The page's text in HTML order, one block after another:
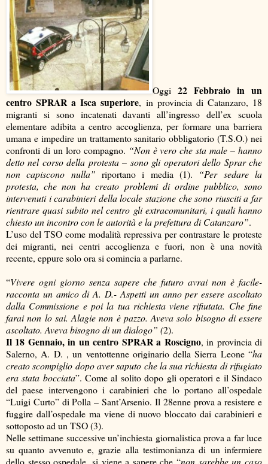
Oggi 22 Febbraio in un
centro SPRAR a Isca superiore, in provincia di Catanzaro, 18
migranti si sono incatenati davanti all’ingresso dell’ex scuola
elementare adibita a centro accoglienza, per formare una barriera
umana e impedire un trattamento sanitario obbligatorio (T.S.O.) nei
confronti di un loro compagno. “Non è vero che sta male – hanno
detto nel corso della protesta – sono gli operatori dello Sprar che
non capiscono nulla” riportano i media (1). “Per sedare la
protesta, che non ha creato problemi di ordine pubblico, sono
intervenuti i carabinieri della locale stazione che sono riusciti a far
rientrare quasi subito nel centro gli extracomunitari, i quali hanno
chiesto un incontro con le autorità e la prefettura di Catanzaro”.
L’uso del TSO come modalità repressiva per contrastare le proteste
dei migranti, nei centri accoglienza e fuori, non è una novità
recente, eppure solo ora si comincia a parlarne.
“Vivere ogni giorno senza sapere che futuro avrai non è facile-
racconta un amico di A. D.- Aspetti un anno per essere ascoltato
dalla Commissione e poi la tua richiesta viene rifiutata. Che fine
farai non lo sai. Alagie non è pazzo. Aveva solo bisogno di essere
ascoltato. Aveva bisogno di un dialogo” (2).
Il 18 Gennaio, in un centro SPRAR a Roscigno, in provincia di
Salerno, A. D. , un ventottenne originario della Sierra Leone “ha
creato scompiglio dopo aver saputo che la sua richiesta di rifugiato
era stata bocciata”. Come al solito dopo gli operatori e il Sindaco
del paese intervengono i carabinieri che lo portano all’ospedale
“Luigi Curto” di Polla – Sant’Arsenio. Il 28enne prova a resistere e
fuggire dall’ospedale ma viene di nuovo bloccato dai carabinieri e
sottoposto ad un TSO (3).
Nelle settimane successive un’inchiesta giornalistica prova a far luce
su quanto avvenuto e, grazie alla testimonianza di un infermiere
dello stesso ospedale, si viene a sapere che “non sarebbe un caso